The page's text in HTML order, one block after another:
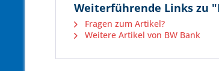
Weiterführende Links zu
Fragen zum Artikel?
Weitere Artikel von BW Bank